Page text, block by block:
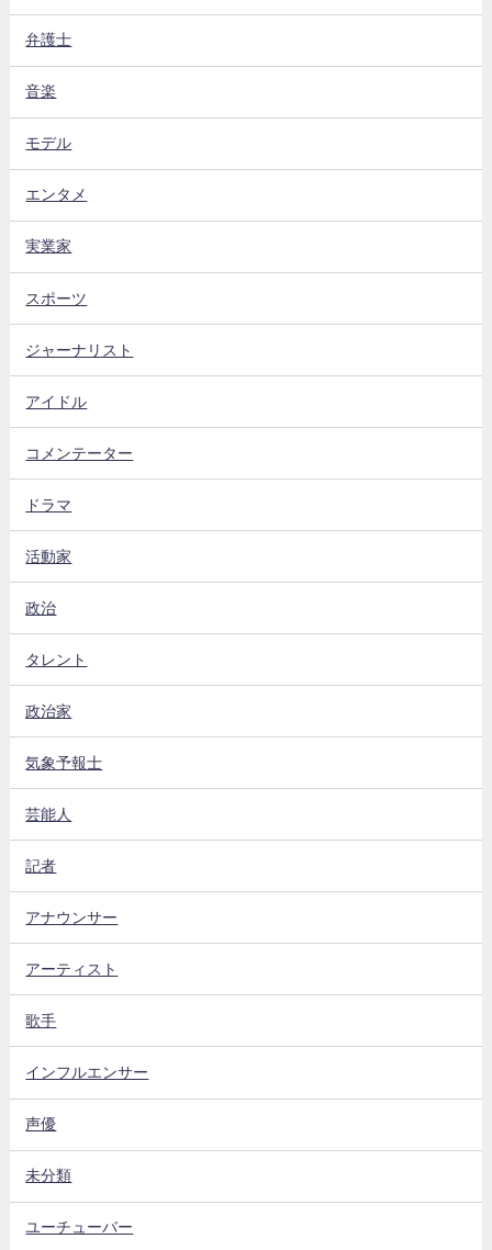
弁護士
音楽
モデル
エンタメ
実業家
スポーツ
ジャーナリスト
アイドル
コメンテーター
ドラマ
活動家
政治
タレント
政治家
気象予報士
芸能人
記者
アナウンサー
アーティスト
歌手
インフルエンサー
声優
未分類
ユーチューバー